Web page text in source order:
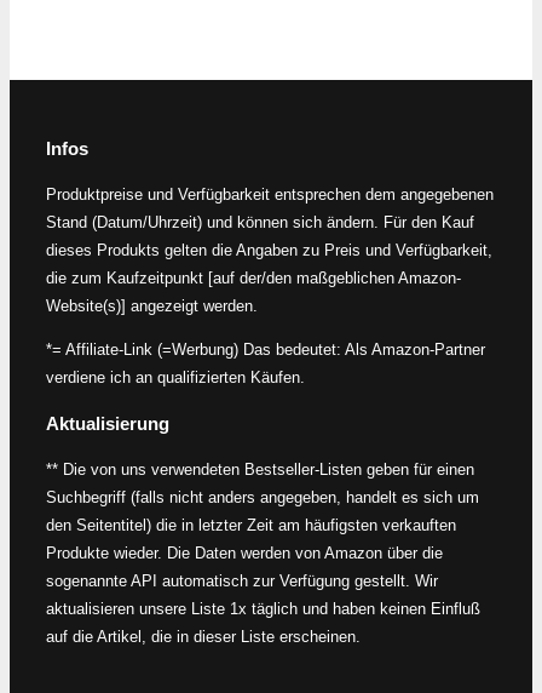
Infos
Produktpreise und Verfügbarkeit entsprechen dem angegebenen
Stand (Datum/Uhrzeit) und können sich ändern. Für den Kauf
dieses Produkts gelten die Angaben zu Preis und Verfügbarkeit,
die zum Kaufzeitpunkt [auf der/den maßgeblichen Amazon-
Website(s)] angezeigt werden.
*= Affiliate-Link (=Werbung) Das bedeutet: Als Amazon-Partner
verdiene ich an qualifizierten Käufen.
Aktualisierung
** Die von uns verwendeten Bestseller-Listen geben für einen
Suchbegriff (falls nicht anders angegeben, handelt es sich um
den Seitentitel) die in letzter Zeit am häufigsten verkauften
Produkte wieder. Die Daten werden von Amazon über die
sogenannte API automatisch zur Verfügung gestellt. Wir
aktualisieren unsere Liste 1x täglich und haben keinen Einfluß
auf die Artikel, die in dieser Liste erscheinen.